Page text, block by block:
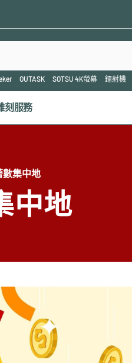
OUTASK SOTSU 4K螢幕 鐳射機
刻服務
數集中地
中地